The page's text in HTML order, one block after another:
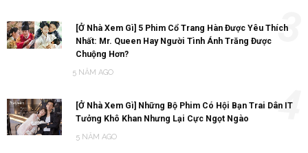
[Ở Nhà Xem Gì] 5 Phim Cổ Trang Hàn Được Yêu Thích
Nhất: Mr. Queen Hay Người Tình Ánh Trăng Được
Chuộng Hơn?
5 NĂM AGO
3
[Ở Nhà Xem Gì] Những Bộ Phim Có Hội Bạn Trai Dân IT
Tưởng Khô Khan Nhưng Lại Cực Ngọt Ngào
5 NĂM AGO
4